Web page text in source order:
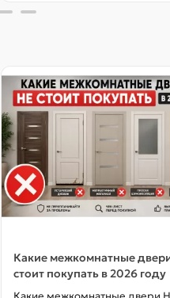
Какие межкомнатные
стоит покупать в 2026 году